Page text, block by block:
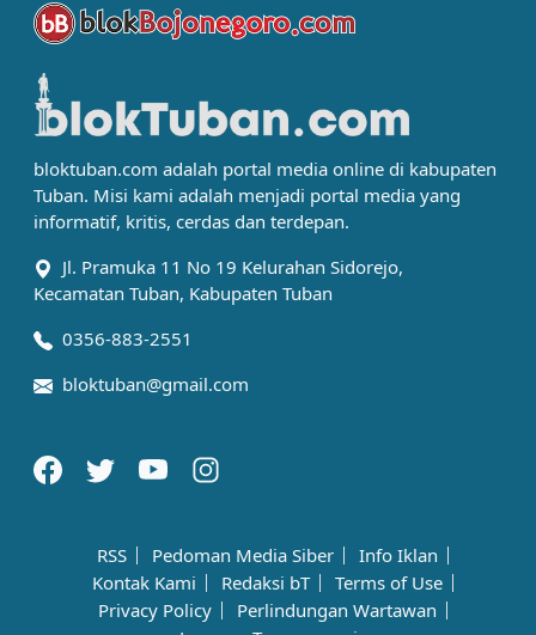
bloktuban.com adalah portal media online di kabupaten
Tuban. Misi kami adalah menjadi portal media yang
informatif, kritis, cerdas dan terdepan.
Jl. Pramuka 11 No 19 Kelurahan Sidorejo,
Kecamatan Tuban, Kabupaten Tuban
0356-883-2551
bloktuban@gmail.com
RSS Pedoman Media Siber
Info Iklan
Kontak Kami
Redaksi bT
Terms of Use
Privacy Policy
Perlindungan Wartawan